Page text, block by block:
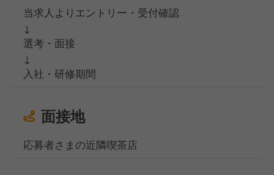
当求人よりエントリー・受付確認
↓
選考・面接
↓
入社・研修期間
面接地
応募者さまの近隣喫茶店